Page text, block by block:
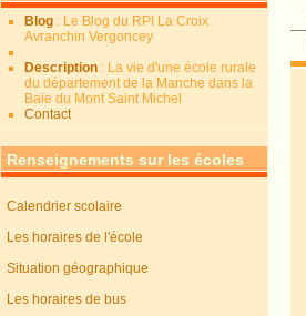
Blog : Le Blog du RPI La Croix
Avranchin Vergoncey
Description : La vie d'une école rurale
du département de la Manche dans la
Baie du Mont Saint Michel
Contact
Renseignements sur les écoles
Calendrier scolaire
Les horaires de l'école
Situation géographique
Les horaires de bus